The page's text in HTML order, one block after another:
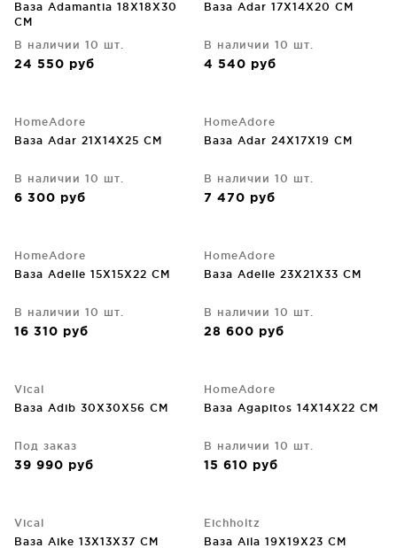
Ваза Adamantia 18X18X30
CM
В наличии 10 шт.
24 550 руб
Ваза Adar 17X14X20 CM
В наличии 10 шт.
4 540 руб
HomeAdore
Ваза Adar 21X14X25 CM
В наличии 10 шт.
6 300 руб
HomeAdore
Ваза Adar 24X17X19 CM
В наличии 10 шт.
7 470 руб
HomeAdore
Ваза Adelle 15X15X22 CM
В наличии 10 шт.
16 310 руб
HomeAdore
Ваза Adelle 23X21X33 CM
В наличии 10 шт.
28 600 руб
Vical
Ваза Adib 30X30X56 CM
Под заказ
39 990 руб
HomeAdore
Ваза Agapitos 14X14X22 CM
В наличии 10 шт.
15 610 руб
Vical
Ваза Aike 13X13X37 CM
Eichholtz
Ваза Aila 19X19X23 CM